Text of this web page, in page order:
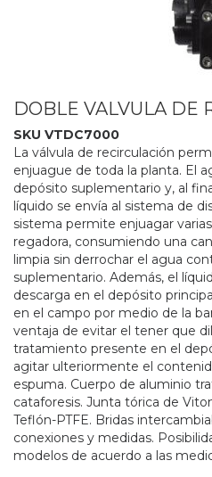
DOBLE VALVULA DE
SKU VTDC7000
La válvula de recirculación
enjuague de toda la planta. El
depósito suplementario y, al
líquido se envía al sistema de
sistema permite enjuagar
regadora, consumiendo una
limpia sin derrochar el agua
suplementario. Además, el
descarga en el depósito
en el campo por medio de la
ventaja de evitar el tener que
tratamiento presente en el
agitar ulteriormente el
espuma. Cuerpo de aluminio
cataforesis. Junta tórica de
Teflón-PTFE. Bridas
conexiones y medidas.
modelos de acuerdo a las